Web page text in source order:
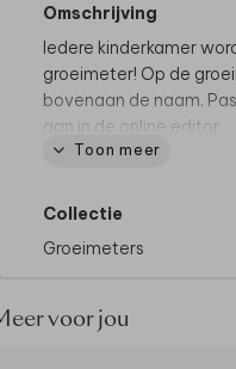
Omschrijving
Iedere kinderkamer
groeimeter! Op de
bovenaan de naam.
aan in de online editor.
• Volledig bewerkbaar
houten latjes en met
• Formaat: 30 x 140 cm
• Bestel gemakkelijk
Toon meer
Collectie
Groeimeters
voor jou